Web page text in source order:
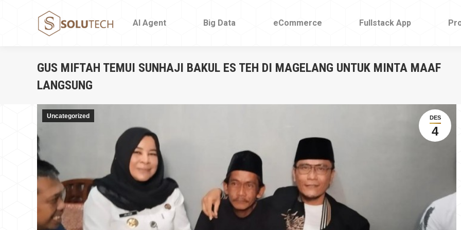
AI Agent Big Data eCommerce Fullstack App
GUS MIFTAH TEMUI SUNHAJI BAKUL ES TEH DI MAGELANG UNTUK MINTA MAAF
LANGSUNG
DES
4
Uncategorized
AI Agent Big Data eCommerce Fullstack App